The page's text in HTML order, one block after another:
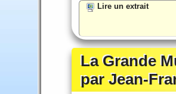
Lire un extrait
La Grande
par Jean-